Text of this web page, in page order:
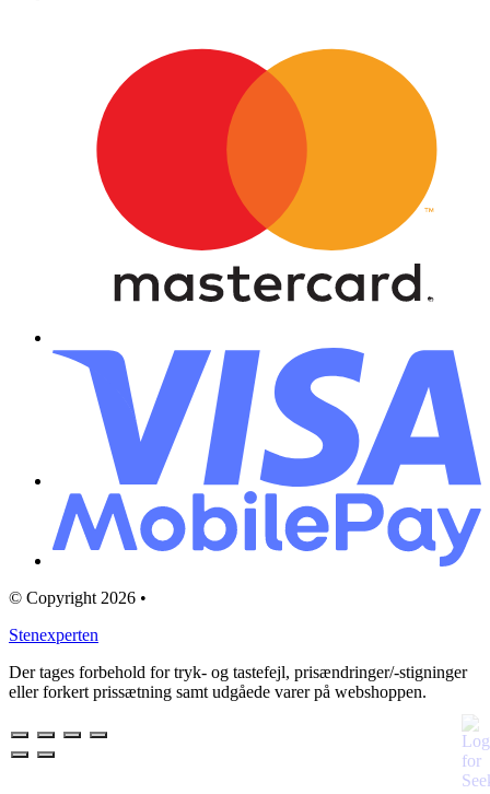
© Copyright 2026 •
Stenexperten
Der tages forbehold for tryk- og tastefejl, prisændringer/-stigninger
eller forkert prissætning samt udgåede varer på webshoppen.